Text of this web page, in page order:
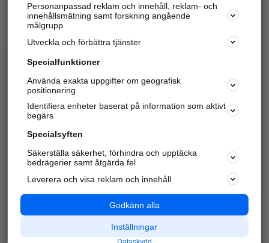
Hitta telefonnummer, adresser, företagsinfo mm.
Marknadsför företaget
Kom igång och annonsera mot
samarbetspartners nära dig.
Alla kategorier
Populära sökningar
API & Kartor
Annonsera
Integritet
Nödnummer
Personanpassad reklam och innehåll, reklam- och
innehållsmätning samt forskning angående
målgrupp
Utveckla och förbättra tjänster
Specialfunktioner
Använda exakta uppgifter om geografisk
positionering
Identifiera enheter baserat på information som aktivt
begärs
Specialsyften
Säkerställa säkerhet, förhindra och upptäcka
bedrägerier samt åtgärda fel
Leverera och visa reklam och innehåll
Godkänn alla
Inställningar
Dataskydd